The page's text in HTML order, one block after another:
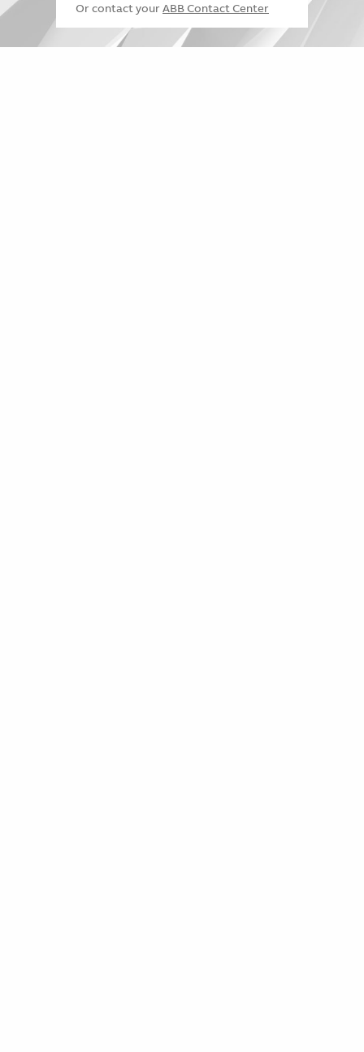
Or contact your ABB Contact Center